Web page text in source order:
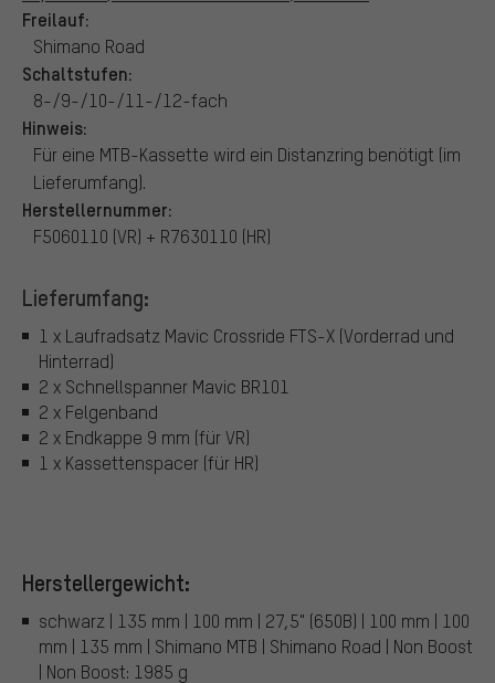
Freilauf:
Shimano Road
Schaltstufen:
8-/9-/10-/11-/12-fach
Hinweis:
Für eine MTB-Kassette wird ein Distanzring benötigt (im
Lieferumfang).
Herstellernummer:
F5060110 (VR) + R7630110 (HR)
Lieferumfang:
1 x Laufradsatz Mavic Crossride FTS-X (Vorderrad und
Hinterrad)
2 x Schnellspanner Mavic BR101
2 x Felgenband
2 x Endkappe 9 mm (für VR)
1 x Kassettenspacer (für HR)
Herstellergewicht:
schwarz | 135 mm | 100 mm | 27,5" (650B) | 100 mm | 100
mm | 135 mm | Shimano MTB | Shimano Road | Non Boost
| Non Boost: 1985 g